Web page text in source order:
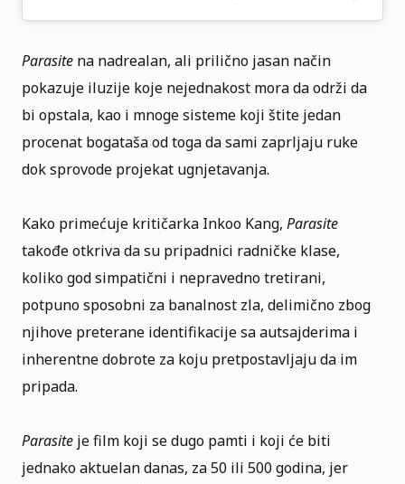
Parasite na nadrealan, ali prilično jasan način
pokazuje iluzije koje nejednakost mora da održi da
bi opstala, kao i mnoge sisteme koji štite jedan
procenat bogataša od toga da sami zaprljaju ruke
dok sprovode projekat ugnjetavanja.
Kako primećuje kritičarka Inkoo Kang, Parasite
takođe otkriva da su pripadnici radničke klase,
koliko god simpatični i nepravedno tretirani,
potpuno sposobni za banalnost zla, delimično zbog
njihove preterane identifikacije sa autsajderima i
inherentne dobrote za koju pretpostavljaju da im
pripada.
Parasite je film koji se dugo pamti i koji će biti
jednako aktuelan danas, za 50 ili 500 godina, jer